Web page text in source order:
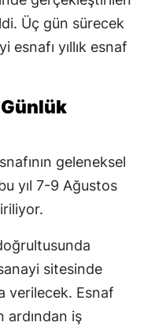
Üç gün sürecek
esnafı yıllık esnaf
geleneksel
yıl 7-9 Ağustos
sitesinde
verilecek. Esnaf
ardından iş